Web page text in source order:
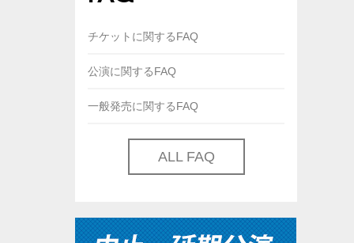
チケットに関するFAQ
公演に関するFAQ
一般発売に関するFAQ
ALL FAQ